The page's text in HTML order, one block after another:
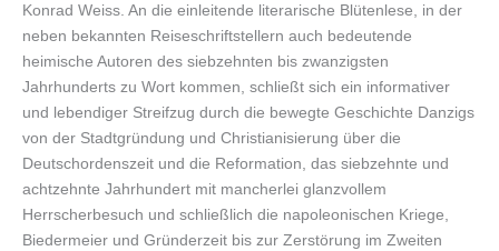
Konrad Weiss. An die einleitende literarische Blütenlese, in der
neben bekannten Reiseschriftstellern auch bedeutende
heimische Autoren des siebzehnten bis zwanzigsten
Jahrhunderts zu Wort kommen, schließt sich ein informativer
und lebendiger Streifzug durch die bewegte Geschichte Danzigs
von der Stadtgründung und Christianisierung über die
Deutschordenszeit und die Reformation, das siebzehnte und
achtzehnte Jahrhundert mit mancherlei glanzvollem
Herrscherbesuch und schließlich die napoleonischen Kriege,
Biedermeier und Gründerzeit bis zur Zerstörung im Zweiten